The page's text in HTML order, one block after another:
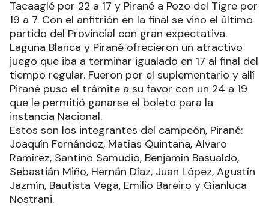
Tacaaglé por 22 a 17 y Pirané a Pozo del Tigre por
19 a 7. Con el anfitrión en la final se vino el último
partido del Provincial con gran expectativa.
Laguna Blanca y Pirané ofrecieron un atractivo
juego que iba a terminar igualado en 17 al final del
tiempo regular. Fueron por el suplementario y allí
Pirané puso el trámite a su favor con un 24 a 19
que le permitió ganarse el boleto para la
instancia Nacional.
Estos son los integrantes del campeón, Pirané:
Joaquín Fernández, Matías Quintana, Alvaro
Ramírez, Santino Samudio, Benjamín Basualdo,
Sebastián Miño, Hernán Díaz, Juan López, Agustín
Jazmín, Bautista Vega, Emilio Bareiro y Gianluca
Nostrani.